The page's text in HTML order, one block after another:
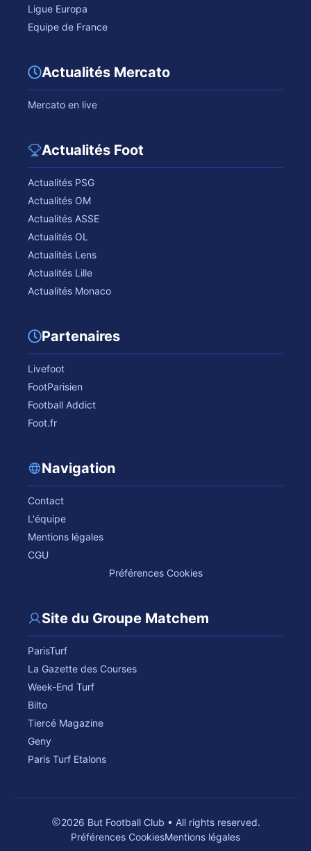
Ligue Europa
Equipe de France
Actualités Mercato
Mercato en live
Actualités Foot
Actualités PSG
Actualités OM
Actualités ASSE
Actualités OL
Actualités Lens
Actualités Lille
Actualités Monaco
Partenaires
Livefoot
FootParisien
Football Addict
Foot.fr
Navigation
Contact
L'équipe
Mentions légales
CGU
Préférences Cookies
Site du Groupe Matchem
ParisTurf
La Gazette des Courses
Week-End Turf
Bilto
Tiercé Magazine
Geny
Paris Turf Etalons
2026 But Football Club • All rights reserved.
Préférences CookiesMentions légales